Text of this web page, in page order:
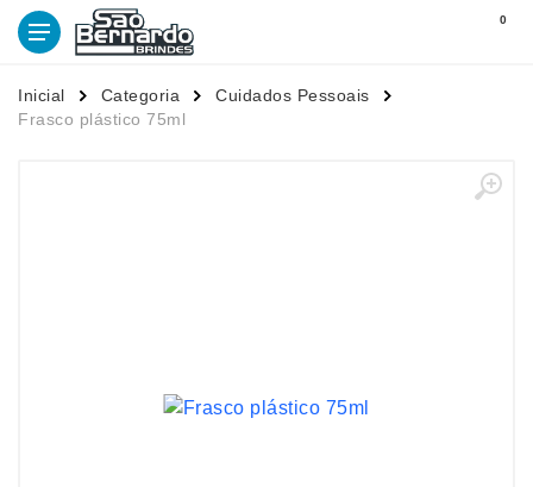
0
Inicial Categoria
Cuidados Pessoais
Frasco plástico 75ml